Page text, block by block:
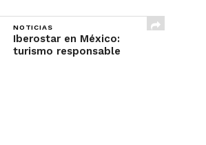
NOTICIAS
Iberostar en México:
turismo responsable